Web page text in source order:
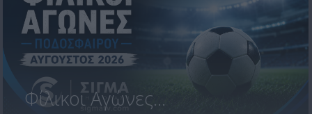
Φίλικοι Αγώνες...